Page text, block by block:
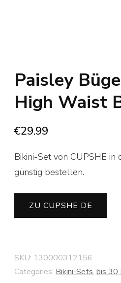
Paisley
High Waist
€29.99
Bikini-Set von CUPSHE in
günstig bestellen.
ZU CUPSHE DE
SKU: 130000312156
Categories: Bikini-Sets, bis 30